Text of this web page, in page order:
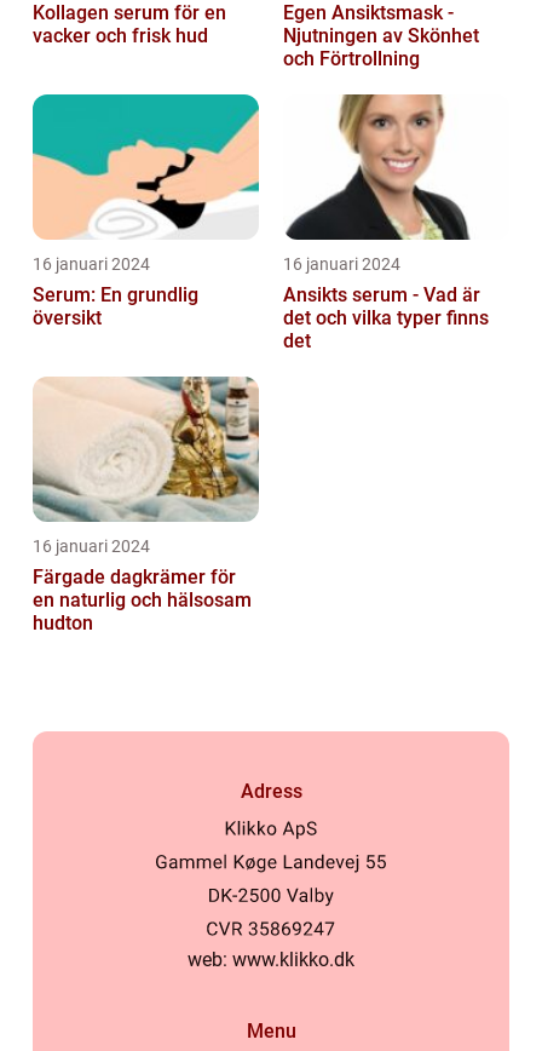
Kollagen serum för en
vacker och frisk hud
Egen Ansiktsmask -
Njutningen av Skönhet
och Förtrollning
16 januari 2024
Serum: En grundlig
översikt
16 januari 2024
Ansikts serum - Vad är
det och vilka typer finns
det
16 januari 2024
Färgade dagkrämer för
en naturlig och hälsosam
hudton
Adress
web: www.klikko.dk
Menu